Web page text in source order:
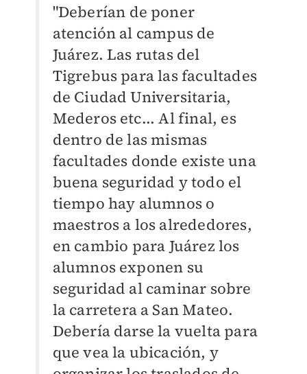
"Deberían de poner
atención al campus de
Juárez. Las rutas del
Tigrebus para las facultades
de Ciudad Universitaria,
Mederos etc... Al final, es
dentro de las mismas
facultades donde existe una
buena seguridad y todo el
tiempo hay alumnos o
maestros a los alrededores,
en cambio para Juárez los
alumnos exponen su
seguridad al caminar sobre
la carretera a San Mateo.
Debería darse la vuelta para
que vea la ubicación, y